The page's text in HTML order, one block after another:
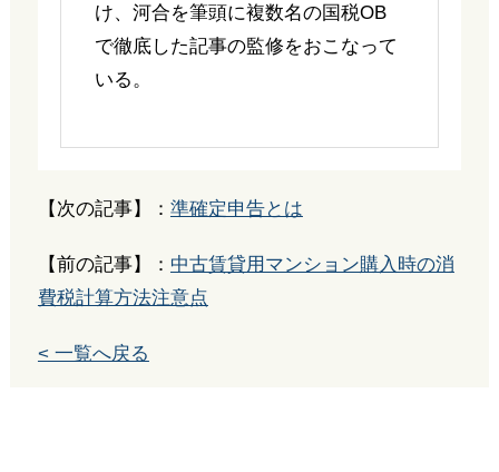
け、河合を筆頭に複数名の国税OB
で徹底した記事の監修をおこなって
いる。
【次の記事】： 準確定申告とは
【前の記事】： 中古賃貸用マンション購入時の消
費税計算方法注意点
< 一覧へ戻る